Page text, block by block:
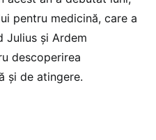
pentru medicină, care a
Julius şi Ardem
descoperirea
şi de atingere.